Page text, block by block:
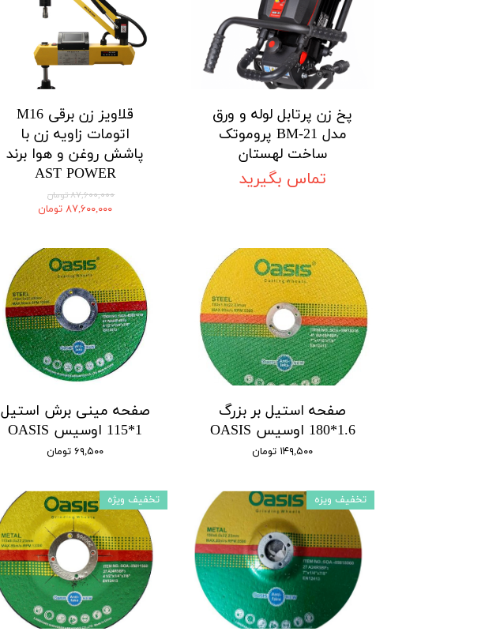
پخ زن پرتابل لوله و ورق
مدل BM-21 پروموتک
ساخت لهستان
تماس بگیرید
قلاویز زن برقی M16
اتومات زاویه زن با
پاشش روغن و هوا برند
AST POWER
۸۷,۶۰۰,۰۰۰ تومان
۸۷,۶۰۰,۰۰۰ تومان
صفحه استیل بر بزرگ
1.6*180 اوسیس OASIS
۱۴۹,۵۰۰ تومان
صفحه مینی برش استیل
1*115 اوسیس OASIS
۶۹,۵۰۰ تومان
تخفیف ویزه تخفیف ویژه